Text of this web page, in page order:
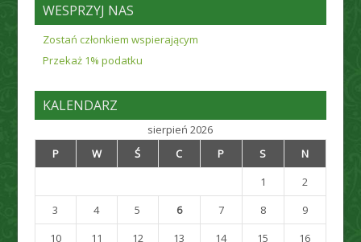
WESPRZYJ NAS
Zostań członkiem wspierającym
Przekaż 1% podatku
KALENDARZ
sierpień 2026
P
W Ś C P S
N
1
2
3
4 5 6 7 8
9
10
11 12 13 14 15 16